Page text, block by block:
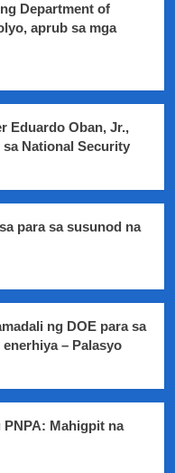
Department of
aprub sa mga
Eduardo Oban, Jr.,
National Security
para sa susunod na
ng DOE para sa
– Palasyo
Mahigpit na